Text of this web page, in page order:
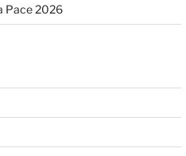
Pace 2026